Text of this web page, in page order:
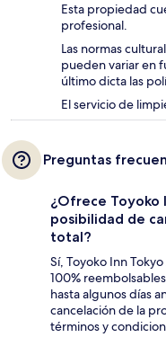
Esta propiedad
profesional.
Las normas
pueden variar en
último dicta las
El servicio de
Preguntas
¿Ofrece Toyoko
posibilidad de
total?
Sí, Toyoko Inn
100%
hasta algunos días
cancelación de la
términos y